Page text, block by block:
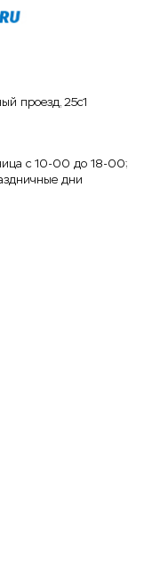
проезд, 25с1
с 10-00 до 18-00;
дни